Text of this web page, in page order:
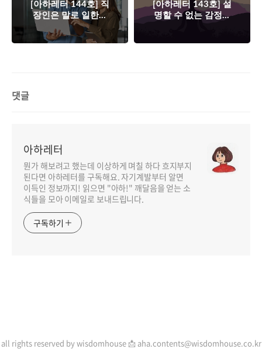
[아하레터 144호] 직
장인은 말로 일한다
🗣️
[아하레터 143호] 설
명할 수 없는 감정이
댓글
아하레터
뭔가 해보려고 했는데 이상하게 며칠 하다 흐지부지
된다면 아하레터를 구독해요. 자기계발부터 알면
이득인 정보까지! 읽으면 "아하!" 깨달음을 얻는 소
식들을 모아 이메일로 보내드립니다.
구독하기
인기포스트
all rights reserved by wisdomhouse 📩 aha.contents@wisdomhouse.co.kr